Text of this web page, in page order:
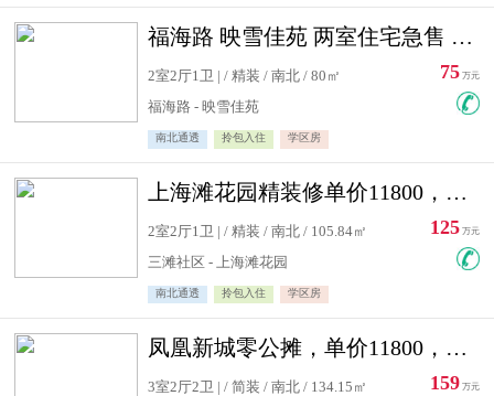
福海路 映雪佳苑 两室住宅急售 可公积金贷款
2室2厅1卫 | / 精装 / 南北 / 80㎡
福海路 - 映雪佳苑
南北通透 拎包入住 学区房
75 万元
上海滩花园精装修单价11800，价格最低的两居室，无敌视野
2室2厅1卫 | / 精装 / 南北 / 105.84㎡
三滩社区 - 上海滩花园
南北通透 拎包入住 学区房
125 万元
凤凰新城零公摊，单价11800，白银楼层，一个车库另算
3室2厅2卫 | / 简装 / 南北 / 134.15㎡
159 万元